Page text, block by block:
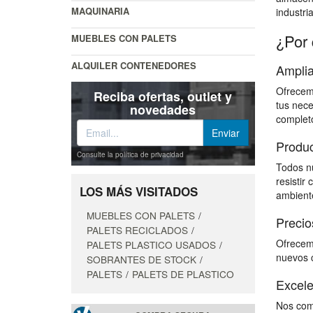
MAQUINARIA
MUEBLES CON PALETS
ALQUILER CONTENEDORES
Reciba ofertas, outlet y
novedades
Consulte la política de privacidad
LOS MÁS VISITADOS
MUEBLES CON PALETS
PALETS RECICLADOS
PALETS PLASTICO USADOS
SOBRANTES DE STOCK
PALETS
PALETS DE PLASTICO
¿Por
tus
Todos
resistir
nuevos
Nos